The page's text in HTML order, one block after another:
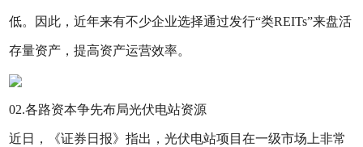
低。因此，近年来有不少企业选择通过发行“类REITs”来盘活
存量资产，提高资产运营效率。
02.各路资本争先布局光伏电站资源
近日，《证券日报》指出，光伏电站项目在一级市场上非常